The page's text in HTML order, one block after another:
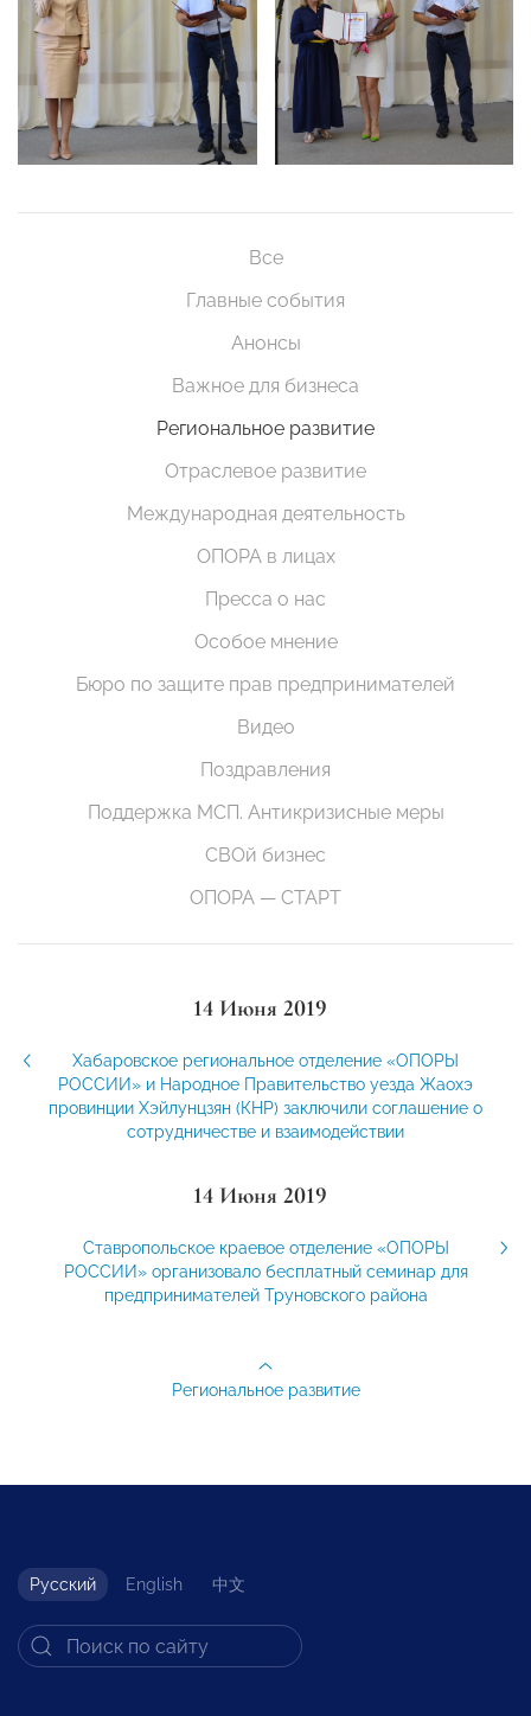
Все
Главные события
Анонсы
Важное для бизнеса
Региональное развитие
Отраслевое развитие
Международная деятельность
ОПОРА в лицах
Пресса о нас
Особое мнение
Бюро по защите прав предпринимателей
Видео
Поздравления
Поддержка МСП. Антикризисные меры
СВОй бизнес
ОПОРА — СТАРТ
14 Июня 2019
Хабаровское региональное отделение «ОПОРЫ
РОССИИ» и Народное Правительство уезда Жаохэ
провинции Хэйлунцзян (КНР) заключили соглашение о
сотрудничестве и взаимодействии
14 Июня 2019
Ставропольское краевое отделение «ОПОРЫ
РОССИИ» организовало бесплатный семинар для
предпринимателей Труновского района
Региональное развитие
Русский English 中文